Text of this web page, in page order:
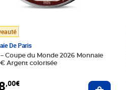
De Paris
– Coupe du Monde 2026 Monnaie
Argent colorisée
,00€